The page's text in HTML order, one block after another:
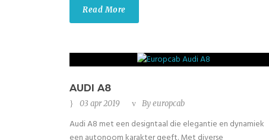
Read More
AUDI A8
03 apr 2019 Byeuropcab
Audi A8 met een designtaal die elegantie en dynamiek